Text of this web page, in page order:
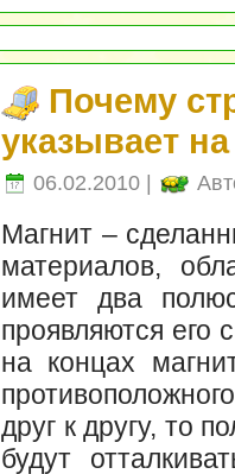
Почему
указывает
06.02.2010 |
Магнит –
материалов,
имеет два
проявляются его
на концах
друг к другу, то
будут